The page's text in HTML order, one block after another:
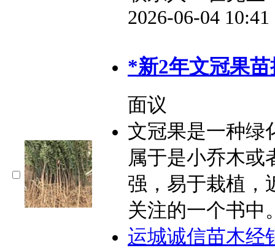
2026-06-04
*新2年文冠果
面议
文冠果是一种绿
属于是小乔木或
强，易于栽植，
关注的一个书中
运城诚信苗木经